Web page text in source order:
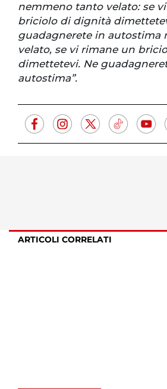
nemmeno tanto velato: se
briciolo di dignità
guadagnerete in autostima
velato, se vi rimane un
dimettetevi. Ne
autostima”.
ARTICOLI CORRELATI